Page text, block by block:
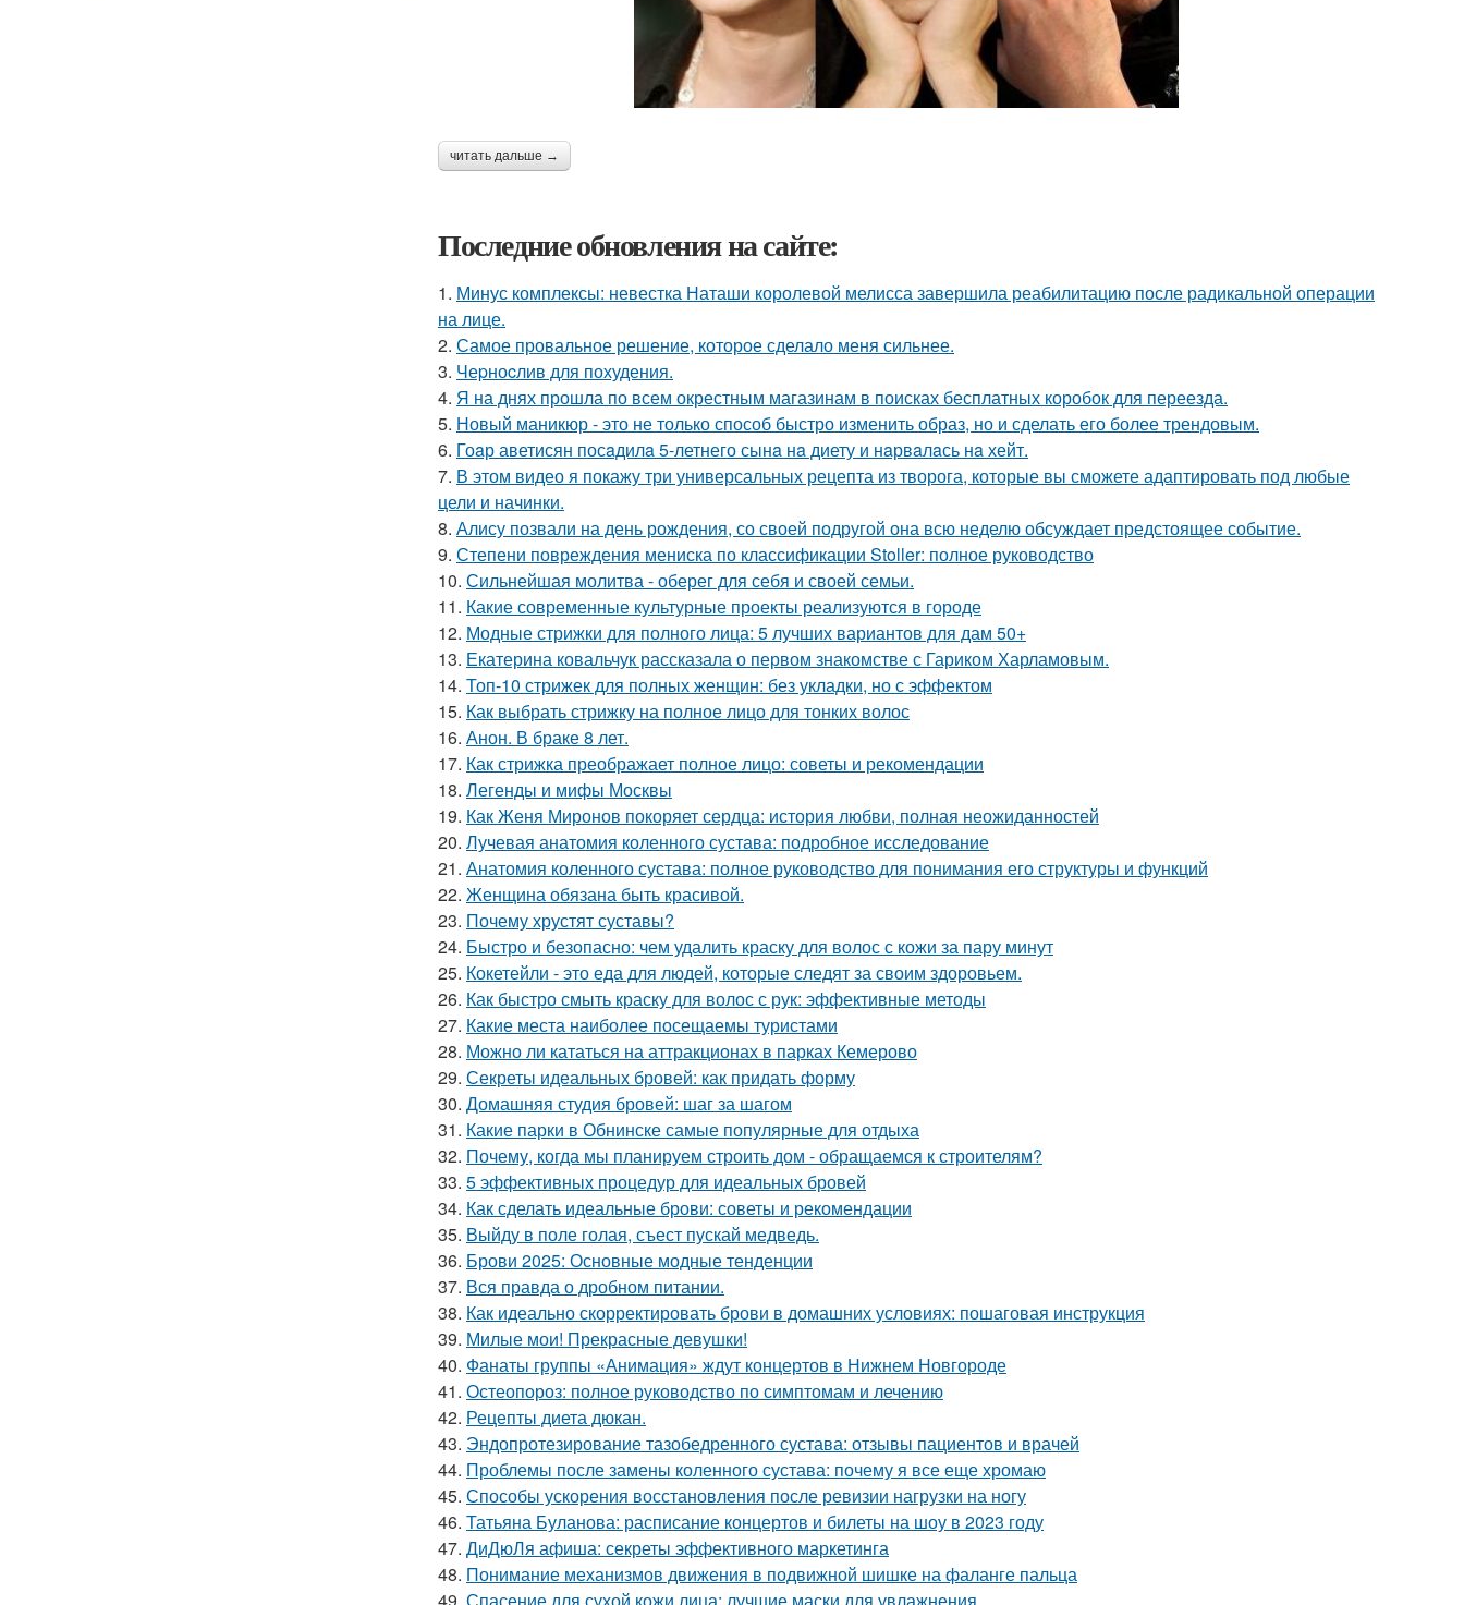
читать дальше →
Последние обновления на сайте:
1. Минус комплексы: невестка Наташи королевой мелисса завершила реабилитацию после радикальной операции
на лице.
2. Самое провальное решение, которое сделало меня сильнее.
3. Чеpноcлив для похудения.
4. Я на днях прошла по всем окрестным магазинам в поисках бесплатных коробок для переезда.
5. Новый маникюр - это не только способ быстро изменить образ, но и сделать его более трендовым.
6. Гоaр аветисян посaдилa 5-летнего сынa нa диету и нaрвaлaсь нa хейт.
7. В этом видео я покажу три универсальных рецепта из творога, которые вы сможете адаптировать под любые
цели и начинки.
8. Алису позвали на день рождения, со своей подругой она всю неделю обсуждает предстоящее событие.
9. Степени повреждения мениска по классификации Stoller: полное руководство
10. Сильнейшая молитва - оберег для себя и своей семьи.
11. Какие современные культурные проекты реализуются в городе
12. Модные стрижки для полного лица: 5 лучших вариантов для дам 50+
13. Екатерина ковальчук рассказала о первом знакомстве с Гариком Харламовым.
14. Топ-10 стрижек для полных женщин: без укладки, но с эффектом
15. Как выбрать стрижку на полное лицо для тонких волос
16. Анон. В браке 8 лет.
17. Как стрижка преображает полное лицо: советы и рекомендации
18. Легенды и мифы Москвы
19. Как Женя Миронов покоряет сердца: история любви, полная неожиданностей
20. Лучевая анатомия коленного сустава: подробное исследование
21. Анатомия коленного сустава: полное руководство для понимания его структуры и функций
22. Женщина обязана быть красивой.
23. Почему хрустят суставы?
24. Быстро и безопасно: чем удалить краску для волос с кожи за пару минут
25. Кокетейли - это еда для людей, которые следят за своим здоровьем.
26. Как быстро смыть краску для волос с рук: эффективные методы
27. Какие места наиболее посещаемы туристами
28. Можно ли кататься на аттракционах в парках Кемерово
29. Секреты идеальных бровей: как придать форму
30. Домашняя студия бровей: шаг за шагом
31. Какие парки в Обнинске самые популярные для отдыха
32. Почему, когда мы планируем строить дом - обращаемся к строителям?
33. 5 эффективных процедур для идеальных бровей
34. Как сделать идеальные брови: советы и рекомендации
35. Выйду в поле голая, съест пускай медведь.
36. Брови 2025: Основные модные тенденции
37. Вся правда о дробном питании.
38. Как идеально скорректировать брови в домашних условиях: пошаговая инструкция
39. Милые мои! Прекрасные девушки!
40. Фанаты группы «Анимация» ждут концертов в Нижнем Новгороде
41. Остеопороз: полное руководство по симптомам и лечению
42. Рецепты диета дюкан.
43. Эндопротезирование тазобедренного сустава: отзывы пациентов и врачей
44. Проблемы после замены коленного сустава: почему я все еще хромаю
45. Способы ускорения восстановления после ревизии нагрузки на ногу
46. Татьяна Буланова: расписание концертов и билеты на шоу в 2023 году
47. ДиДюЛя афиша: секреты эффективного маркетинга
48. Понимание механизмов движения в подвижной шишке на фаланге пальца